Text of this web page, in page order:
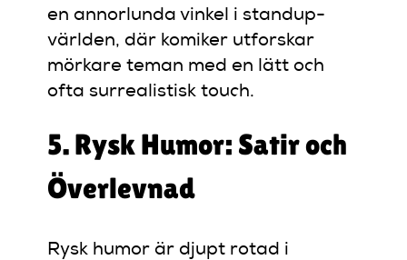
en annorlunda vinkel i standup-
världen, där komiker utforskar
mörkare teman med en lätt och
ofta surrealistisk touch.
5. Rysk Humor: Satir och
Överlevnad
Rysk humor är djupt rotad i